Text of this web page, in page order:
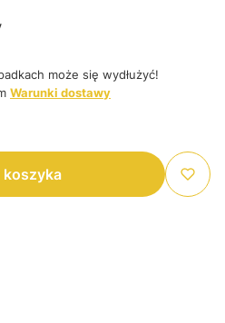
może się wydłużyć!
Warunki dostawy
koszyka